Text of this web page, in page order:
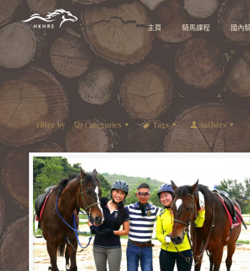
主頁 騎馬課程 國內
Filter by Categories Tags Authors